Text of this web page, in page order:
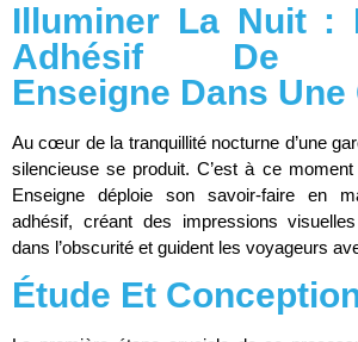
Illuminer La Nuit :
Adhésif De
Enseigne Dans Une
Au cœur de la tranquillité nocturne d’une
silencieuse se produit. C’est à ce
Enseigne déploie son savoir-faire en
adhésif, créant des impressions
dans l’obscurité et guident les voyageurs
Étude Et